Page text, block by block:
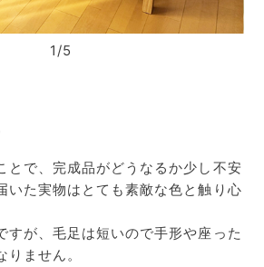
1/5
とで、完成品がどうなるか少し不安
いた実物はとても素敵な色と触り心
すが、毛足は短いので手形や座った
ません。